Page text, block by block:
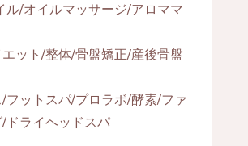
ル/オイルマッサージ/アロママ
ット/整体/骨盤矯正/産後骨盤
フットスパ/プロラボ/酵素/ファ
ドライヘッドスパ